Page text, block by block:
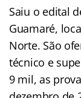
Saiu o edital
Guamaré,
Norte. São
técnico e
9 mil, as